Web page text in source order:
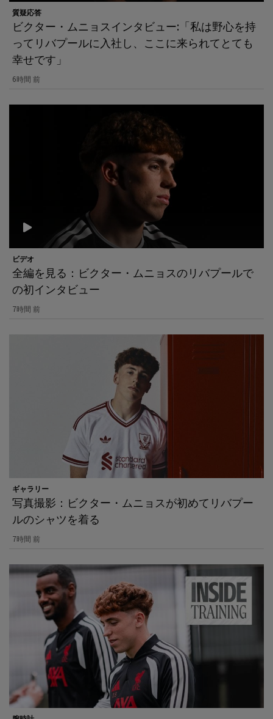
質疑応答
ビクター・ムニョスインタビュー:「私は野心を持
ってリバプールに入社し、ここに来られてとても
幸せです」
6時間 前
ビデオ
全編を見る：ビクター・ムニョスのリバプールで
の初インタビュー
7時間 前
ギャラリー
写真撮影：ビクター・ムニョスが初めてリバプー
ルのシャツを着る
7時間 前